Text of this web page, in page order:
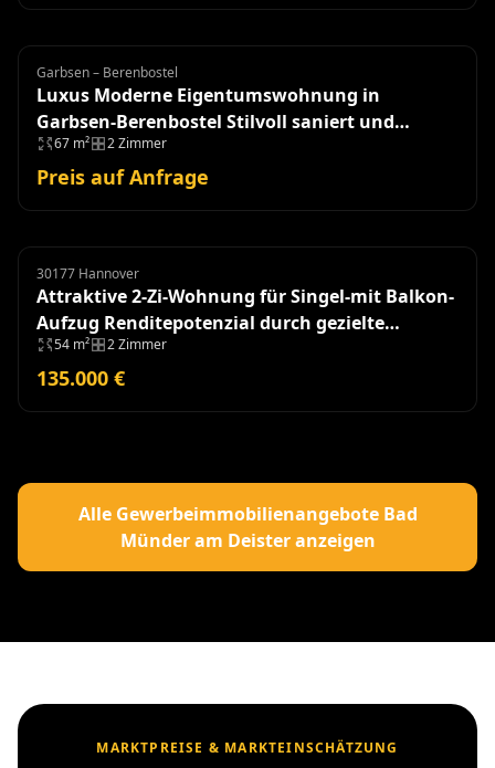
Eigentumswohnung
Garbsen – Berenbostel
Luxus Moderne Eigentumswohnung in
Garbsen-Berenbostel Stilvoll saniert und
einzugsbereit!
67 m² 2 Zimmer
Preis auf Anfrage
Eigentumswohnung
30177 Hannover
Attraktive 2-Zi-Wohnung für Singel-mit Balkon-
Aufzug Renditepotenzial durch gezielte
Modernisierung
54 m² 2 Zimmer
135.000 €
Alle Gewerbeimmobilienangebote Bad
Münder am Deister anzeigen
MARKTPREISE & MARKTEINSCHÄTZUNG